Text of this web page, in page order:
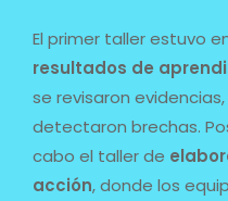
El primer taller estuvo
resultados de
se revisaron
detectaron brechas.
cabo el taller de
acción, donde los